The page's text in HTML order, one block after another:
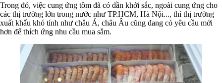
Trong đó, việc cung ứng tôm đã có dần khởi sắc, ngoài cung ứng cho
các thị trường lớn trong nước như TP.HCM, Hà Nội..., thì thị trường
xuất khẩu khó tính như châu Á, châu Âu cũng đang có yêu cầu mới
hơn để thích ứng nhu cầu mua sắm.